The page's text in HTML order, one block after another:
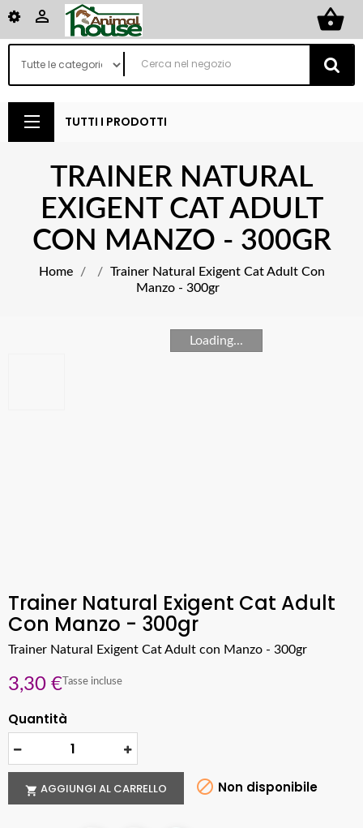
shopping_basket

TUTTI I PRODOTTI
TRAINER NATURAL
EXIGENT CAT ADULT
CON MANZO - 300GR
Home
Trainer Natural Exigent Cat Adult Con
Manzo - 300gr
Loading...
Trainer Natural Exigent Cat Adult
Con Manzo - 300gr
Trainer Natural Exigent Cat Adult con Manzo - 300gr
3,30 € Tasse incluse
Quantità
 AGGIUNGI AL CARRELLO  Non disponibile